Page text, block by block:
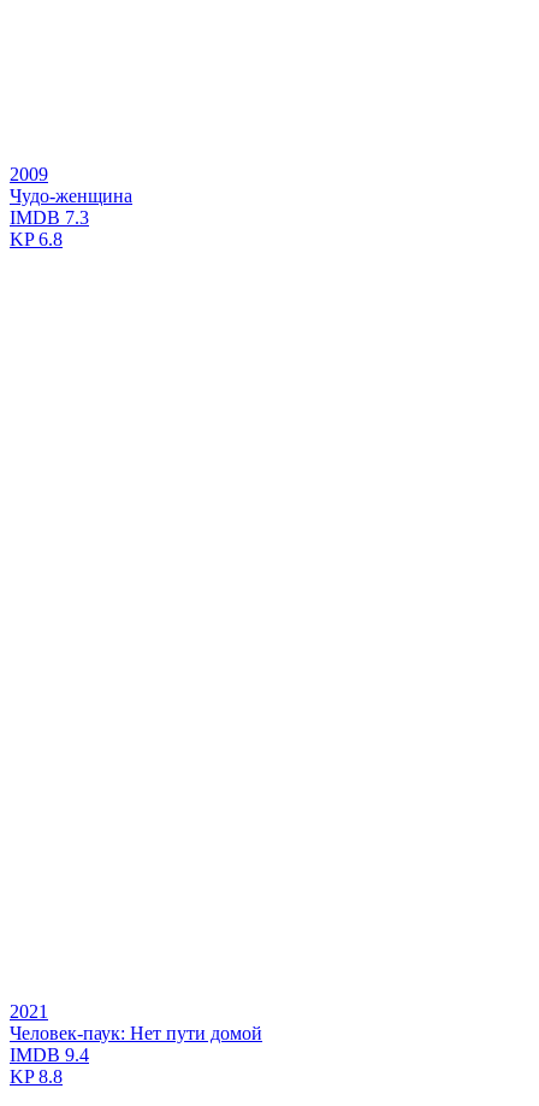
2009
Чудо-женщина
IMDB 7.3
KP6.8
2021
Человек-паук: Нет пути домой
IMDB 9.4
KP8.8